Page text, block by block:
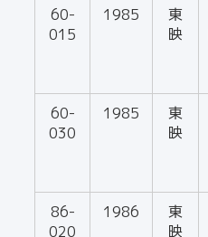
60-
015
1985
東
映
60-
030
1985
東
映
86-
020
1986
東
映